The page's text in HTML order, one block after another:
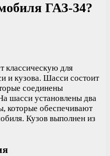
ГАЗ-34?
классическую для
и кузова. Шасси состоит
соединены
шасси установлены два
которые обеспечивают
Кузов выполнен из